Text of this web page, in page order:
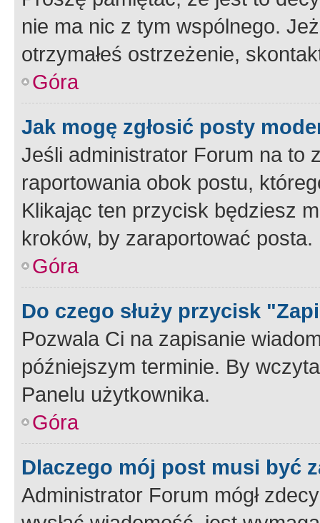
nie ma nic z tym wspólnego.
otrzymałeś ostrzeżenie,
Góra
Jak mogę zgłosić posty
Jeśli administrator Forum na to
raportowania obok postu,
Klikając ten przycisk będziesz
kroków, by zaraportować posta.
Góra
Do czego służy przycisk
Pozwala Ci na zapisanie
późniejszym terminie. By
Panelu użytkownika.
Góra
Dlaczego mój post musi być
Administrator Forum mógł